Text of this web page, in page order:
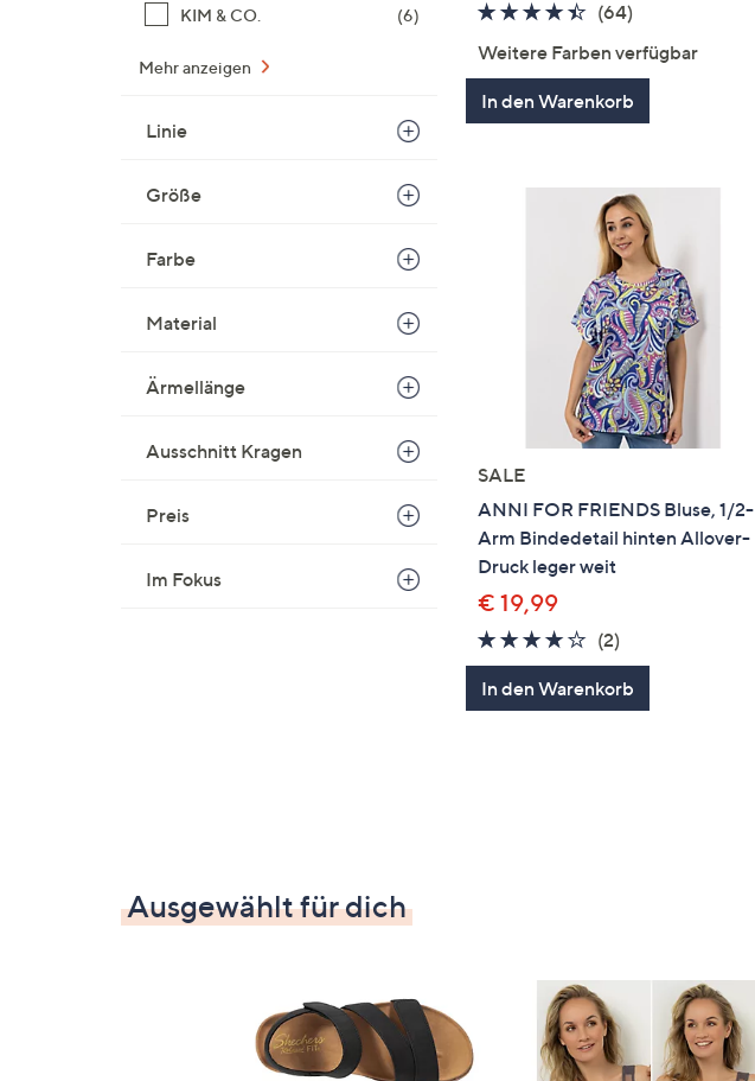
KIM & CO.
(6)
Mehr anzeigen
Linie
Größe
Farbe
Material
Ärmellänge
Ausschnitt Kragen
Preis
Im Fokus
4.4
(64)64
Weitere Farben verfügbar
In den Warenkorb
SALE
ANNI FOR FRIENDS Bluse, 1/2-
Arm Bindedetail hinten Allover-
Druck leger weit
€ 19,99
4.0
von
5
(2)2
Bewertungen
In den Warenkorb
Ausgewählt für dich